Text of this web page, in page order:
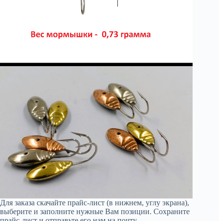
Для заказа скачайте прайс-лист (в нижнем, углу экрана),
выберите и заполните нужные Вам позиции. Сохраните